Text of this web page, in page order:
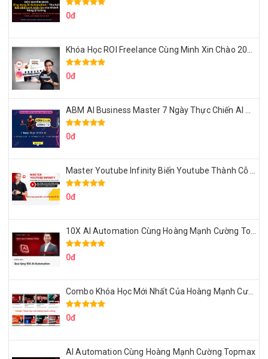
0đ
0đ
0đ
0đ
0đ
Combo Khóa Học Mới Nhất Của Hoàng Mạnh Cường
0đ
AI Automation Cùng Hoàng Mạnh Cường Topmax